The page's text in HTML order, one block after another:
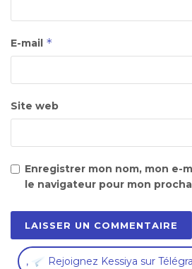
E-mail *
Site web
Enregistrer mon nom, mon e-
le navigateur pour mon
, Rejoignez Kessiya sur